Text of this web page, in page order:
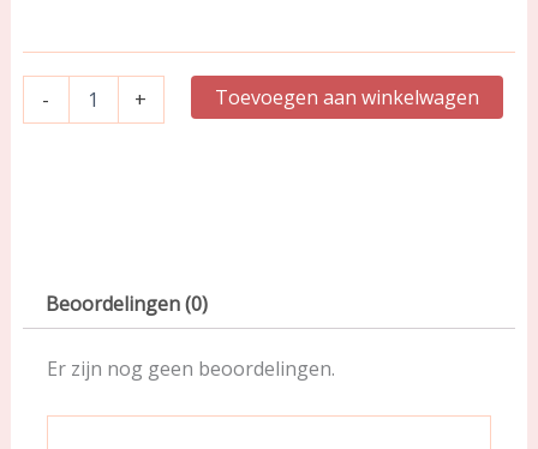
-
Joan
|
Pistachio
+ Toevoegen aan winkelwagen
Beoordelingen (0)
Er zijn nog geen beoordelingen.